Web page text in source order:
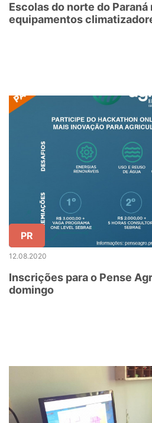
Escolas do norte do
equipamentos
PR
12.08.2020
Inscrições para o Pense
domingo